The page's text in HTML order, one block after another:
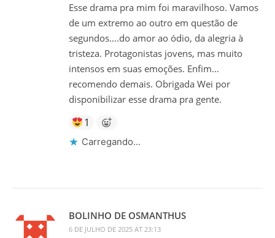
Esse drama pra mim foi maravilhoso. Vamos
de um extremo ao outro em questão de
segundos….do amor ao ódio, da alegria à
tristeza. Protagonistas jovens, mas muito
intensos em suas emoções. Enfim…
recomendo demais. Obrigada Wei por
disponibilizar esse drama pra gente.
1
Carregando...
BOLINHO DE OSMANTHUS
6 DE JULHO DE 2025 AT 23:13